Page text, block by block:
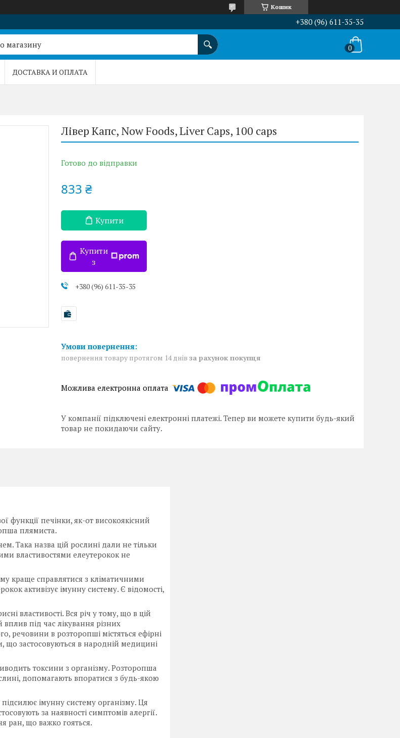
Кошик
+380 (96) 611-35-35
ДОСТАВКА И ОПЛАТА
Лівер Капс, Now Foods, Liver Caps, 100 caps
Готово до відправки
833 ₴
Купити
Купити
з
+380 (96) 611-35-35
повернення товару протягом 14 днів за рахунок покупця
У компанії підключені електронні платежі. Тепер ви можете купити будь-який
товар не покидаючи сайту.
функції печінки, як-от високоякісний
плямиста.
Така назва цій рослині дали не тільки
властивостями елеутерокок не
краще справлятися з кліматичними
активізує імунну систему. Є відомості,
властивості. Вся річ у тому, що в цій
під час лікування різних
речовини в розторопші містяться ефірні
що застосовуються в народній медицині
токсини з організму. Розторопша
допомагають впоратися з будь-якою
імунну систему організму. Ця
за наявності симптомів алергії.
ран, що важко гояться.